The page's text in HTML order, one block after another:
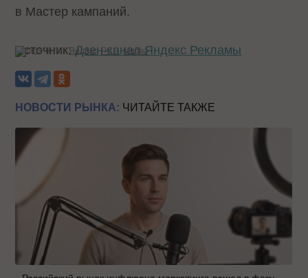
в Мастер кампаний.
Источник:Дзен-канал Яндекс Рекламы
Теги: Яндекс РСЯ Мифы
НОВОСТИ РЫНКА: ЧИТАЙТЕ ТАКЖЕ